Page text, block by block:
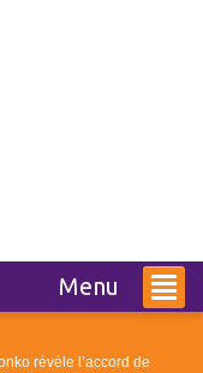
Menu
révèle l’accord de